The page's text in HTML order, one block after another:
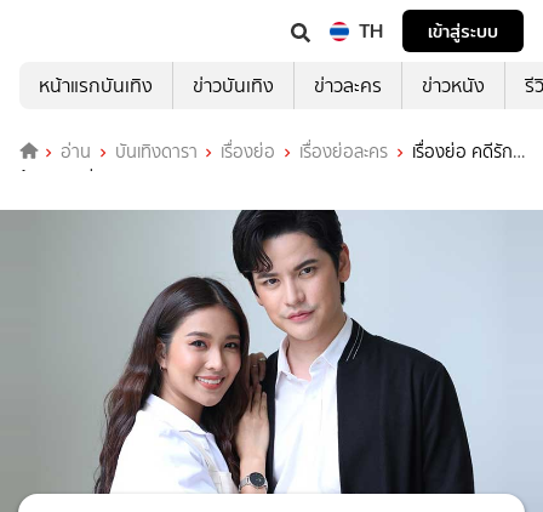
TH
เข้าสู่ระบบ
หน้าแรกบันเทิง
ข่าวบันเทิง ข่าวละคร ข่าวหนัง รี
อ่าน บันเทิงดารา เรื่องย่อ เรื่องย่อละคร
เรื่องย่อ คดีรัก
ข้ามเวลา ช่อง ONE31